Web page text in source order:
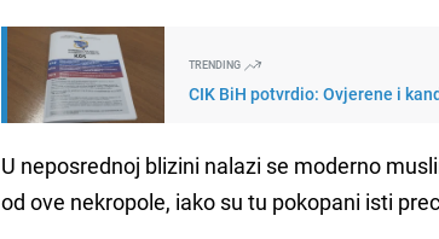
TRENDING
CIK BiH potvrdio: Ovjerene i
U neposrednoj blizini nalazi se moderno
od ove nekropole, iako su tu pokopani isti